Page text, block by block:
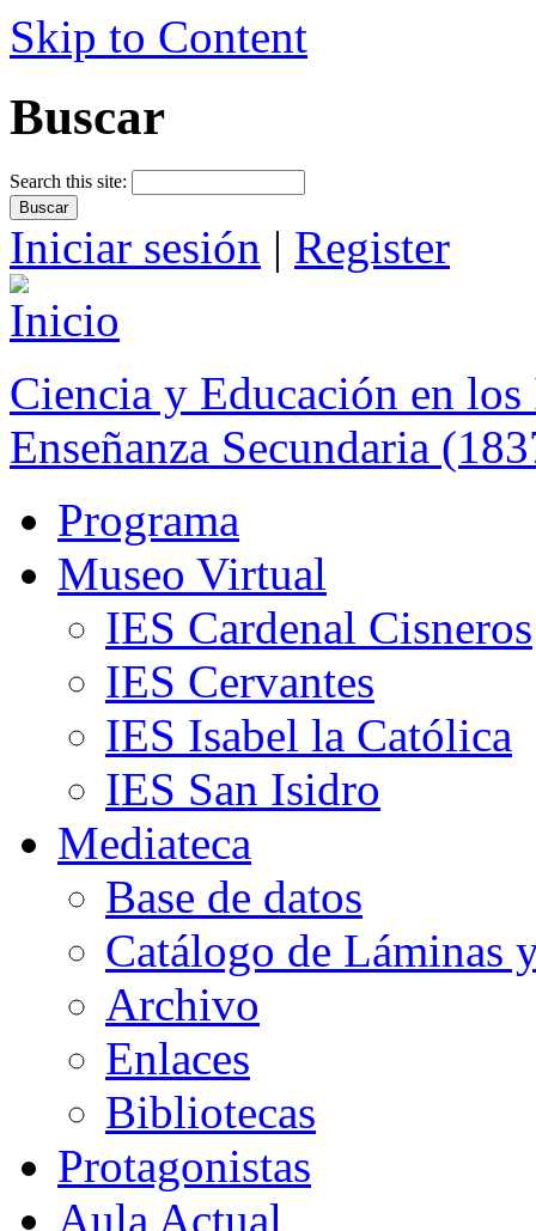
Skip to Content
Buscar
Search this site:
Iniciar sesión | Register
Ciencia y Educación en
Enseñanza Secundaria
Programa
Museo Virtual
IES Cardenal Cisneros
IES Cervantes
IES Isabel la Católica
IES San Isidro
Mediateca
Base de datos
Catálogo de Láminas
Archivo
Enlaces
Bibliotecas
Protagonistas
Aula Actual